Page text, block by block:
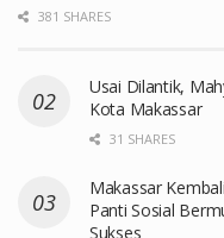
381 SHARES
Usai Dilantik,
Kota Makassar
31 SHARES
Makassar
Panti Sosial
Sukses